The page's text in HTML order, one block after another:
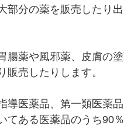
部分の薬を販売したり
腸薬や風邪薬、皮膚の
売したりします。
導医薬品、第一類医薬
てある医薬品のうち90